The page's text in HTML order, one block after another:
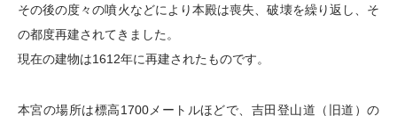
その後の度々の噴火などにより本殿は喪失、破壊を繰り返し、そ
の都度再建されてきました。
現在の建物は1612年に再建されたものです。
本宮の場所は標高1700メートルほどで、吉田登山道（旧道）の